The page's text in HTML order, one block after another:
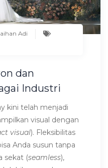
Adi
dan
Industri
kini telah menjadi
visual dengan
visual). Fleksibilitas
Anda susun tanpa
sekat (seamless),